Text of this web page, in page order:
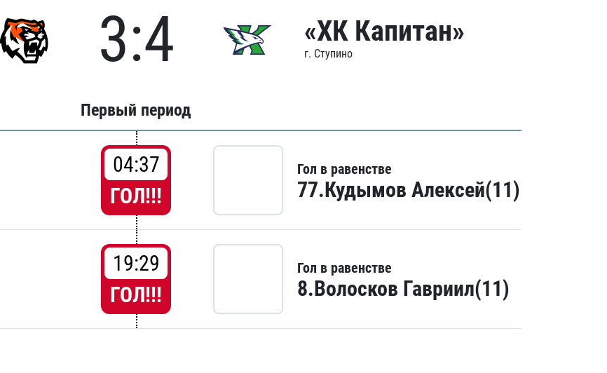
3:4 «ХК Капитан»
г. Ступино
Первый период
04:37
ГОЛ!!!
Гол в равенстве
77.Кудымов Алексей(11)
19:29
ГОЛ!!!
Гол в равенстве
8.Волосков Гавриил(11)